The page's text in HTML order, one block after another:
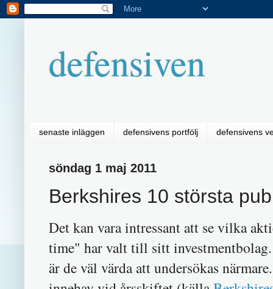
defensiven
senaste inläggen defensivens portfölj defensivens
söndag 1 maj 2011
Berkshires 10 största
Det kan vara intressant att se vilka
time" har valt till sitt
är de väl värda att undersökas